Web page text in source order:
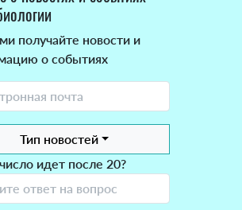
получайте новости и
о событиях
Тип новостей
идет после 20?